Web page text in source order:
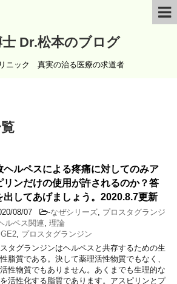
士 Dr.松本のブログ
ニック 真実の治る医療の求道者
ヘルペスによる疼痛に対してのみア
リンだけの使用が許されるのか？答
出してあげましょう。2020.8.7更新
08/07 -なぜシリーズ プロスタグランジ
ルペス関連 理論
プロスタグランジン
タグランジンはヘルペスと共存するための生
脂質である。決して薬理活性物質でもなく、
性物質でもありません。あくまでも生理的な
活性化する脂質であります。アスピリンとプ